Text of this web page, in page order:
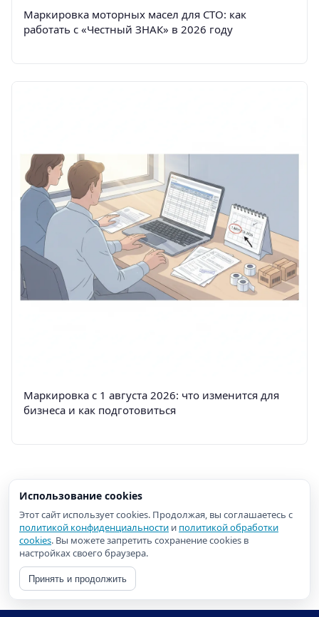
Маркировка моторных масел для СТО: как
работать с «Честный ЗНАК» в 2026 году
Маркировка с 1 августа 2026: что изменится для
бизнеса и как подготовиться
Использование cookies
Этот сайт использует cookies. Продолжая, вы соглашаетесь с
политикой конфиденциальности и политикой обработки
cookies. Вы можете запретить сохранение cookies в
настройках своего браузера.
Принять и продолжить